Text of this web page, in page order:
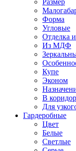
Размер
Форма
Угловые
Отделка
Из МДФ
Купе
Эконом
В коридор
Для
Гардеробные
Цвет
Белые
Светлые